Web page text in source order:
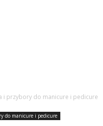
i przybory do manicure i pedicure
do manicure i pedicure